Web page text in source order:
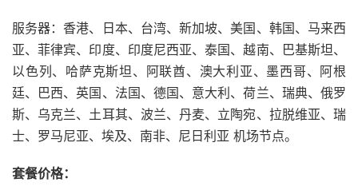
服务器：香港、日本、台湾、新加坡、美国、韩国、马来西
亚、菲律宾、印度、印度尼西亚、泰国、越南、巴基斯坦、
以色列、哈萨克斯坦、阿联酋、澳大利亚、墨西哥、阿根
廷、巴西、英国、法国、德国、意大利、荷兰、瑞典、俄罗
斯、乌克兰、土耳其、波兰、丹麦、立陶宛、拉脱维亚、瑞
士、罗马尼亚、埃及、南非、尼日利亚 机场节点。
套餐价格：